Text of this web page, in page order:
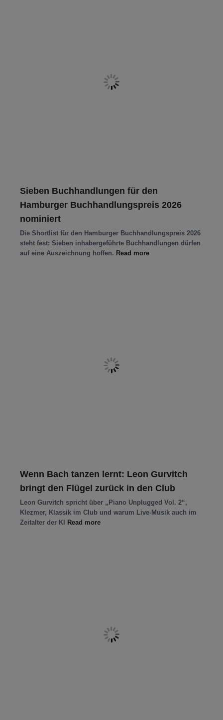
Sieben Buchhandlungen für den
Hamburger Buchhandlungspreis 2026
nominiert
Die Shortlist für den Hamburger Buchhandlungspreis 2026
steht fest: Sieben inhabergeführte Buchhandlungen dürfen
auf eine Auszeichnung hoffen. Read more
Wenn Bach tanzen lernt: Leon Gurvitch
bringt den Flügel zurück in den Club
Leon Gurvitch spricht über „Piano Unplugged Vol. 2“,
Klezmer, Klassik im Club und warum Live-Musik auch im
Zeitalter der KI Read more